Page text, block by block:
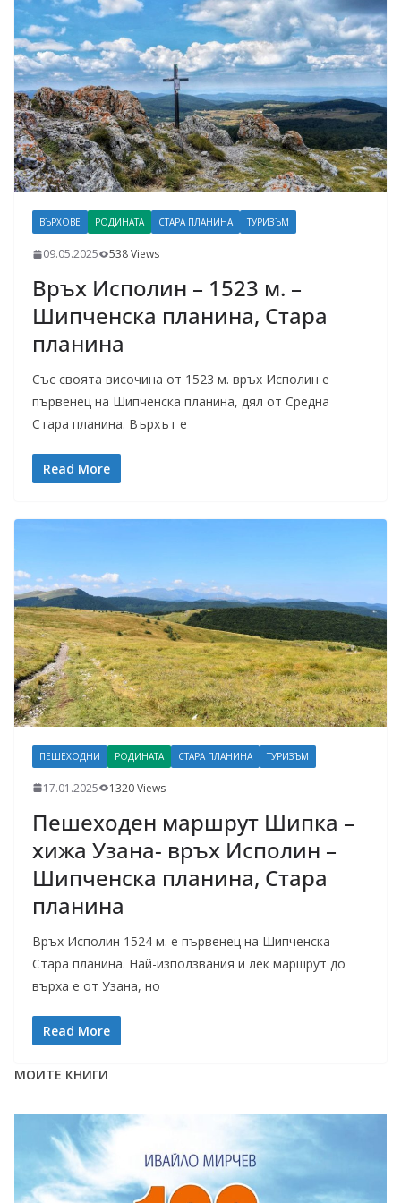
ВЪРХОВЕ РОДИНАТА СТАРА ПЛАНИНА ТУРИЗЪМ
09.05.2025 538 Views
Връх Исполин – 1523 м. –
Шипченска планина, Стара
планина
Със своята височина от 1523 м. връх Исполин е
първенец на Шипченска планина, дял от Средна
Стара планина. Върхът е
Read More
ПЕШЕХОДНИ РОДИНАТА СТАРА ПЛАНИНА ТУРИЗЪМ
17.01.2025 1320 Views
Пешеходен маршрут Шипка –
хижа Узана- връх Исполин –
Шипченска планина, Стара
планина
Връх Исполин 1524 м. е първенец на Шипченска
Стара планина. Най-използвания и лек маршрут до
върха е от Узана, но
Read More
МОИТЕ КНИГИ